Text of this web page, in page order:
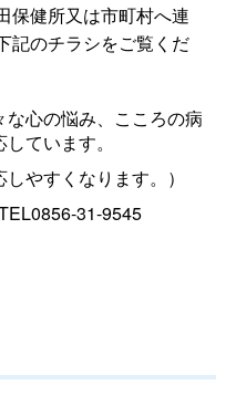
保健所又は市町村へ連
記のチラシをご覧くだ
な心の悩み、こころの病
ています。
やすくなります。）
31-9545